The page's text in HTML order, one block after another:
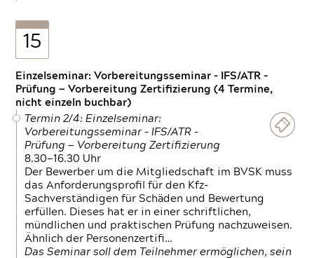
15
Einzelseminar: Vorbereitungsseminar - IFS/ATR -
Prüfung — Vorbereitung Zertifizierung (4 Termine,
nicht einzeln buchbar)
Termin 2/4: Einzelseminar:
Vorbereitungsseminar - IFS/ATR -
Prüfung — Vorbereitung Zertifizierung
8.30—16.30 Uhr
Der Bewerber um die Mitgliedschaft im BVSK muss
das Anforderungsprofil für den Kfz-
Sachverständigen für Schäden und Bewertung
erfüllen. Dieses hat er in einer schriftlichen,
mündlichen und praktischen Prüfung nachzuweisen.
Ähnlich der Personenzertifi…
Das Seminar soll dem Teilnehmer ermöglichen, sein